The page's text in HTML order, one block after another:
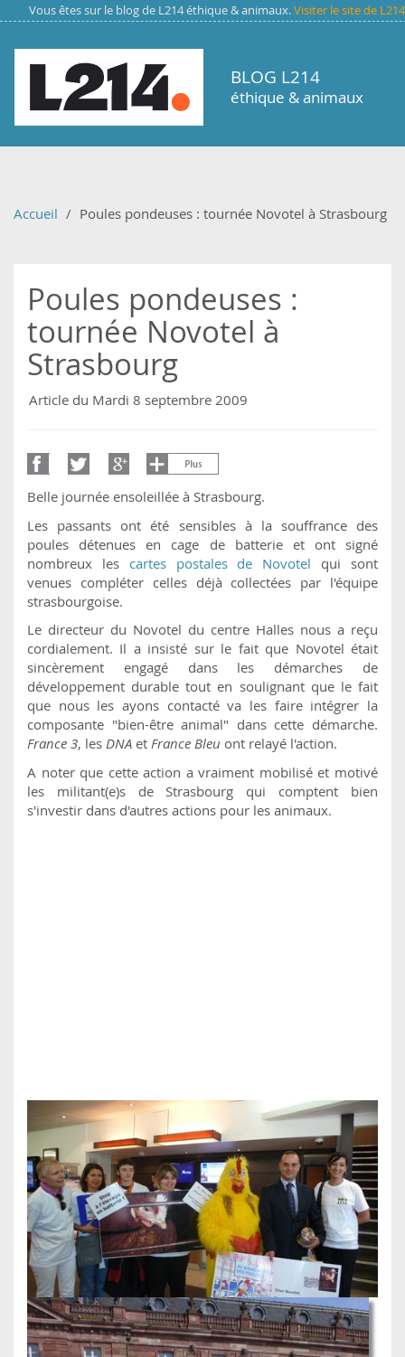
Aller au contenu principal
Vous êtes sur le blog de L214 éthique & animaux.Visiter le site de L214
BLOG L214
éthique & animaux
Accueil Poules pondeuses : tournée Novotel à Strasbourg
Poules pondeuses :
tournée Novotel à
Strasbourg
Article du Mardi 8 septembre 2009
Belle journée ensoleillée à Strasbourg.
Les passants ont été sensibles à la souffrance des
poules détenues en cage de batterie et ont signé
nombreux les cartes postales de Novotel qui sont
venues compléter celles déjà collectées par l'équipe
strasbourgoise.
Le directeur du Novotel du centre Halles nous a reçu
cordialement. Il a insisté sur le fait que Novotel était
sincèrement engagé dans les démarches de
développement durable tout en soulignant que le fait
que nous les ayons contacté va les faire intégrer la
composante "bien-être animal" dans cette démarche.
France 3, les DNA et France Bleu ont relayé l'action.
A noter que cette action a vraiment mobilisé et motivé
les militant(e)s de Strasbourg qui comptent bien
s'investir dans d'autres actions pour les animaux.